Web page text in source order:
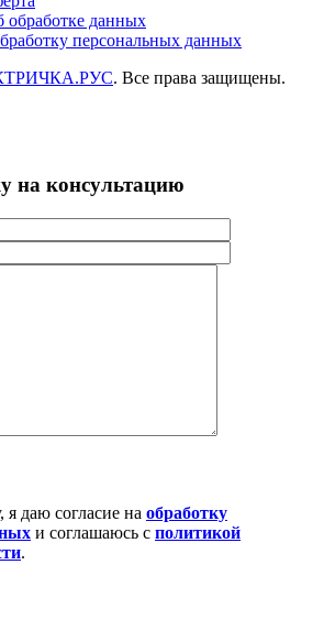
данных
персональных данных
. Все права защищены.
на консультацию
даю согласие на обработку
и соглашаюсь с политикой
.